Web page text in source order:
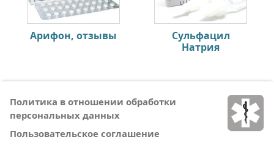
Арифон, отзывы
Сульфацил
Натрия
Политика в отношении обработки
персональных данных
Пользовательское соглашение